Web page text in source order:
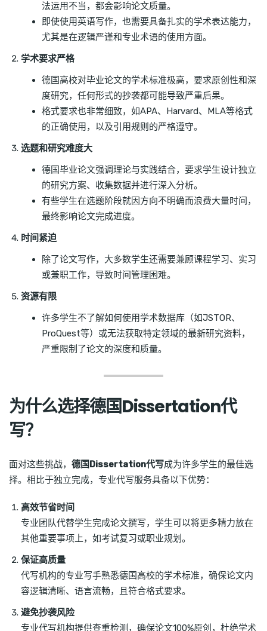
法运用不当，都会影响论文质量。
即使使用英语写作，也需要具备扎实的学术表达能力，
尤其是在逻辑严谨和专业术语的使用方面。
学术要求严格
德国高校对毕业论文的学术标准极高，要求原创性和深
度研究，任何形式的抄袭都可能导致严重后果。
格式要求也非常细致，如APA、Harvard、MLA等格式
的正确使用，以及引用规则的严格遵守。
选题和研究难度大
德国毕业论文强调理论与实践结合，要求学生设计独立
的研究方案、收集数据并进行深入分析。
有些学生在选题阶段就因方向不明确而浪费大量时间，
最终影响论文完成进度。
时间紧迫
除了论文写作，大多数学生还需要兼顾课程学习、实习
或兼职工作，导致时间管理困难。
资源有限
许多学生不了解如何使用学术数据库（如JSTOR、
ProQuest等）或无法获取特定领域的最新研究资料，
严重限制了论文的深度和质量。
为什么选择德国Dissertation代
写？
面对这些挑战， 德国Dissertation代写成为许多学生的最佳选
择。相比于独立完成，专业代写服务具备以下优势：
高效节省时间
专业团队代替学生完成论文撰写，学生可以将更多精力放在
其他重要事项上，如考试复习或职业规划。
保证高质量
代写机构的专业写手熟悉德国高校的学术标准，确保论文内
容逻辑清晰、语言流畅，且符合格式要求。
避免抄袭风险
专业代写机构提供查重检测，确保论文100%原创，杜绝学术